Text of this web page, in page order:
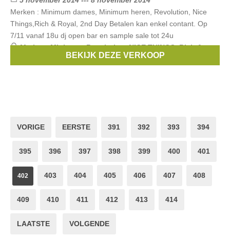
Merken : Minimum dames, Minimum heren, Revolution, Nice
Things,Rich & Royal, 2nd Day Betalen kan enkel contant. Op
7/11 vanaf 18u dj open bar en sample sale tot 24u
Merken:Minimum,Revolution,NICE THINGS,Rich &
BEKIJK DEZE VERKOOP
VORIGE EERSTE 391 392 393 394
395 396 397 398 399 400 401
402 403 404 405 406 407 408
409 410 411 412 413 414
LAATSTE VOLGENDE